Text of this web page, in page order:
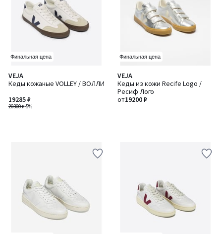
Финальная цена
VEJA
Кеды кожаные VOLLEY / ВОЛЛИ
20300 ₽-5%
19285 ₽
Финальная цена
VEJA
Кеды из кожи Recife Logo /
Ресиф Лого
от19200 ₽